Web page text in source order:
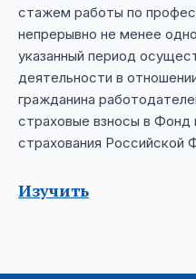
стажем работы по
непрерывно не менее
указанный период
деятельности в
гражданина
страховые взносы в Фонд
страхования Российской
Изучить